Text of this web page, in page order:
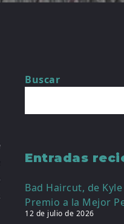
Buscar
Entradas
Bad Haircut, de
Premio a la Mejor
12 de julio de 2026